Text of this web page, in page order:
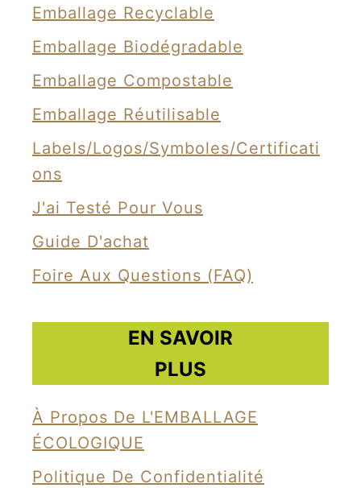
Emballage Recyclable
Emballage Biodégradable
Emballage Compostable
Emballage Réutilisable
Labels/Logos/Symboles/Certificati
Ons
J'ai Testé Pour Vous
Guide D'achat
Foire Aux Questions (FAQ)
EN SAVOIR
PLUS
À Propos De L'EMBALLAGE
ÉCOLOGIQUE
Politique De Confidentialité